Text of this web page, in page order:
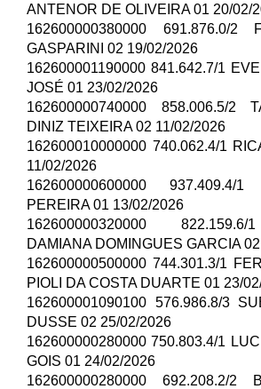
ANTENOR DE OLIVEIRA 01 20/02/
162600000380000 691.876.0/2
GASPARINI 02 19/02/2026
162600001190000 841.642.7/1
JOSÉ 01 23/02/2026
162600000740000 858.006.5/2
DINIZ TEIXEIRA 02 11/02/2026
162600010000000 740.062.4/1
11/02/2026
162600000600000 937.409.4/
PEREIRA 01 13/02/2026
162600000320000
DAMIANA DOMINGUES GARCIA
162600000500000 744.301.3/1
PIOLI DA COSTA DUARTE 01 23/
162600001090100 576.986.8/3
DUSSE 02 25/02/2026
162600000280000 750.803.4/1
GOIS 01 24/02/2026
162600000280000 692.208.2/2